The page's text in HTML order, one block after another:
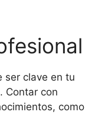
ser clave en tu
Contar con
como